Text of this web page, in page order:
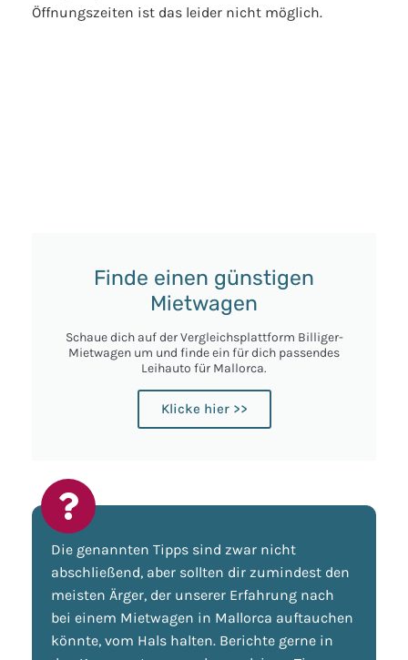
Öffnungszeiten ist das leider nicht möglich.
Finde einen günstigen
Mietwagen
Schaue dich auf der Vergleichsplattform Billiger-
Mietwagen um und finde ein für dich passendes
Leihauto für Mallorca.
Klicke hier >>
Die genannten Tipps sind zwar nicht
abschließend, aber sollten dir zumindest den
meisten Ärger, der unserer Erfahrung nach
bei einem Mietwagen in Mallorca auftauchen
könnte, vom Hals halten. Berichte gerne in